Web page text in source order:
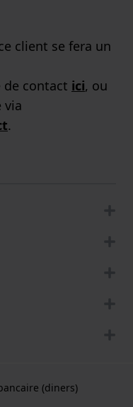
client se fera un
de contact ici, ou
via
.